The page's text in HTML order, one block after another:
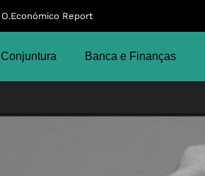
O.Económico Report
Conjuntura Banca e Finanças